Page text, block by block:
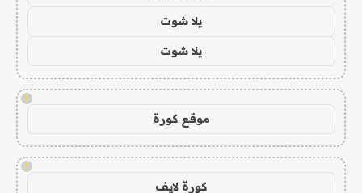
يلا شوت
يلا شوت
!
موقع كورة
!
كورة لايف